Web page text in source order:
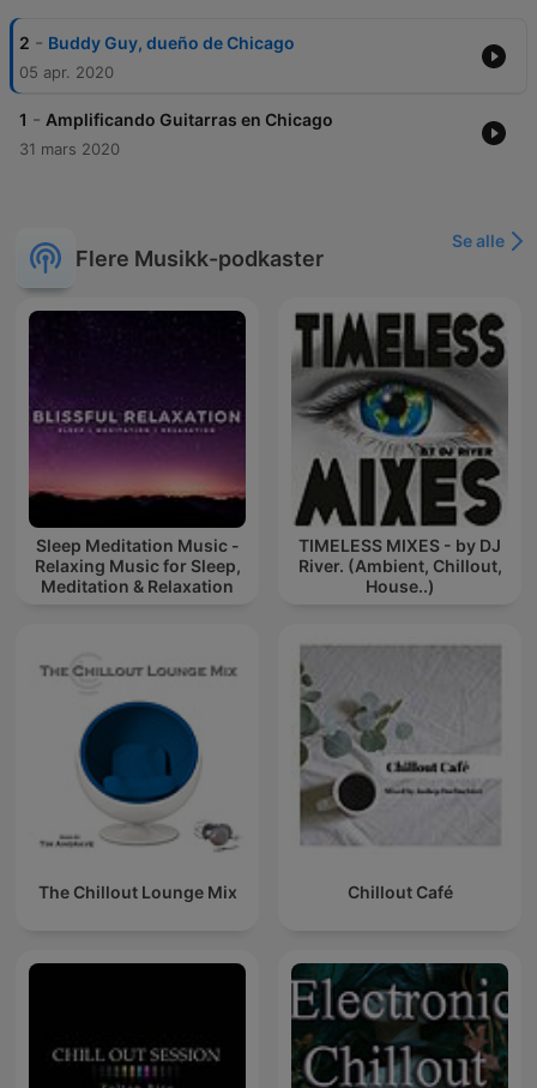
2 - Buddy Guy, dueño de Chicago
05 apr. 2020
1 - Amplificando Guitarras en Chicago
31 mars 2020
Flere Musikk-podkaster
Se alle
Sleep Meditation Music -
Relaxing Music for Sleep,
Meditation & Relaxation
TIMELESS MIXES - by DJ
River. (Ambient, Chillout,
House..)
The Chillout Lounge Mix Chillout Café